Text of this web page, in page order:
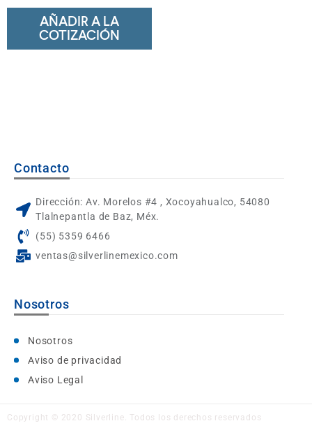
AÑADIR A LA
COTIZACIÓN
Contacto
Dirección: Av. Morelos #4 , Xocoyahualco, 54080
Tlalnepantla de Baz, Méx.
(55) 5359 6466
ventas@silverlinemexico.com
Nosotros
Nosotros
Aviso de privacidad
Aviso Legal
Copyright © 2020 Silverline. Todos los derechos reservados